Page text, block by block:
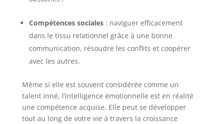
Compétences sociales: naviguer efficacement
dans le tissu relationnel grâce à une bonne
communication, résoudre les conflits et coopérer
avec les autres.
Même si elle est souvent considérée comme un
talent inné, l’intelligence émotionnelle est en réalité
une compétence acquise. Elle peut se développer
tout au long de votre vie à travers la croissance